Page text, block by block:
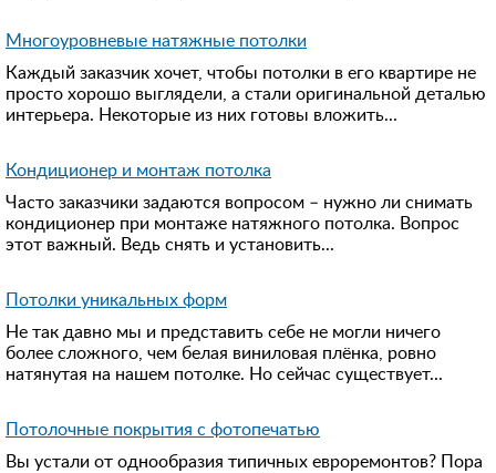
Многоуровневые натяжные потолки
Каждый заказчик хочет, чтобы потолки в его квартире не
просто хорошо выглядели, а стали оригинальной деталью
интерьера. Некоторые из них готовы вложить...
Кондиционер и монтаж потолка
Часто заказчики задаются вопросом – нужно ли снимать
кондиционер при монтаже натяжного потолка. Вопрос
этот важный. Ведь снять и установить...
Потолки уникальных форм
Не так давно мы и представить себе не могли ничего
более сложного, чем белая виниловая плёнка, ровно
натянутая на нашем потолке. Но сейчас существует...
Потолочные покрытия с фотопечатью
Вы устали от однообразия типичных евроремонтов? Пора